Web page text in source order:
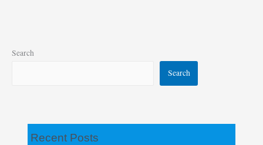
Search
Search
Recent Posts